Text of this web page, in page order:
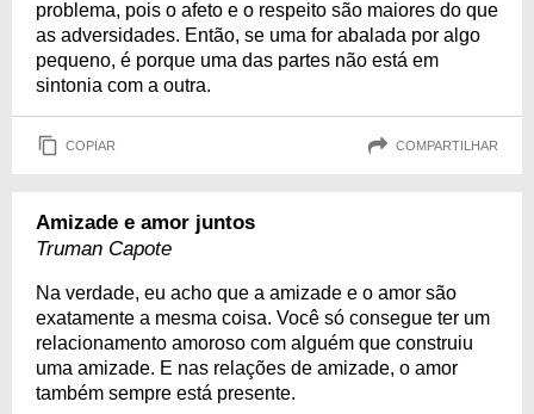
problema, pois o afeto e o respeito são maiores do que
as adversidades. Então, se uma for abalada por algo
pequeno, é porque uma das partes não está em
sintonia com a outra.
COPIAR COMPARTILHAR
Amizade e amor juntos
Truman Capote
Na verdade, eu acho que a amizade e o amor são
exatamente a mesma coisa. Você só consegue ter um
relacionamento amoroso com alguém que construiu
uma amizade. E nas relações de amizade, o amor
também sempre está presente.